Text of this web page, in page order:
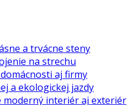
a trvácne steny
na strechu
aj firmy
a ekologickej jazdy
moderný interiér aj exteriér